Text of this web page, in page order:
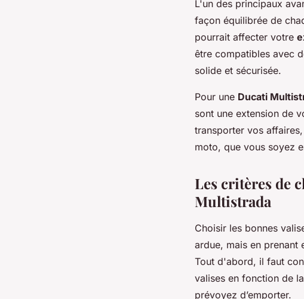
L'un des principaux
façon équilibrée de
pourrait affecter votre
être compatibles avec
solide et sécurisée.
Pour une Ducati
sont une extension de
transporter vos
moto, que vous soyez
Les critères de
Multistrada
Choisir les bonnes
ardue, mais en
Tout d'abord, il faut
valises en fonction de
prévoyez d’emporter.